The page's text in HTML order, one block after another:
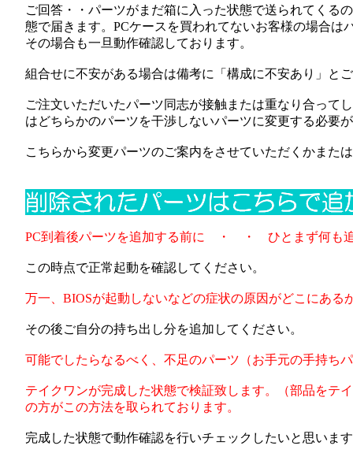
ご回答・・パーツがまだ箱に入った状態で送られてくる
態で届きます。PCケースを買われてないお客様の場合
その場合も一旦動作確認しております。
組合せに不安がある場合は備考に「構成に不安あり」と
ご注文いただいたパーツ同志が接触または重なり合って
はどちらかのパーツを干渉しないパーツに変更する必要
こちらから変更パーツのご案内をさせていただくかまた
PC到着後パーツを追加する前に ・ ・ ひとまず何も
この時点で正常起動を確認してください。
万一、BIOSが起動しないなどの症状の原因がどこにある
その後ご自分の持ち出し分を追加してください。
可能でしたらなるべく、不足のパーツ（お手元の手持ち
テイクワンが完成した状態で検証致します。（部品をテ
の方がこの方法を取られております。
完成した状態で動作確認を行いチェックしたいと思いま